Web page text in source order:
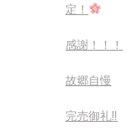
定！
感謝！！！
故郷自慢
完売御礼‼︎